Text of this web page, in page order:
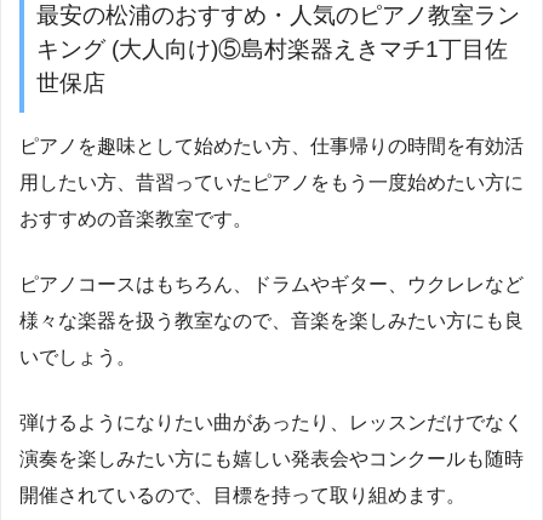
最安の松浦のおすすめ・人気のピアノ教室ラン
キング (大人向け)⑤島村楽器えきマチ1丁目佐
世保店
ピアノを趣味として始めたい方、仕事帰りの時間を有効活
用したい方、昔習っていたピアノをもう一度始めたい方に
おすすめの音楽教室です。
ピアノコースはもちろん、ドラムやギター、ウクレレなど
様々な楽器を扱う教室なので、音楽を楽しみたい方にも良
いでしょう。
弾けるようになりたい曲があったり、レッスンだけでなく
演奏を楽しみたい方にも嬉しい発表会やコンクールも随時
開催されているので、目標を持って取り組めます。